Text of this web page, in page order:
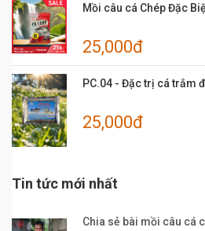
Mồi câu cá Chép Đặc
25,000đ
PC.04 - Đặc trị cá trắm
25,000đ
Tin tức mới nhất
Chia sẻ bài mồi câu cá